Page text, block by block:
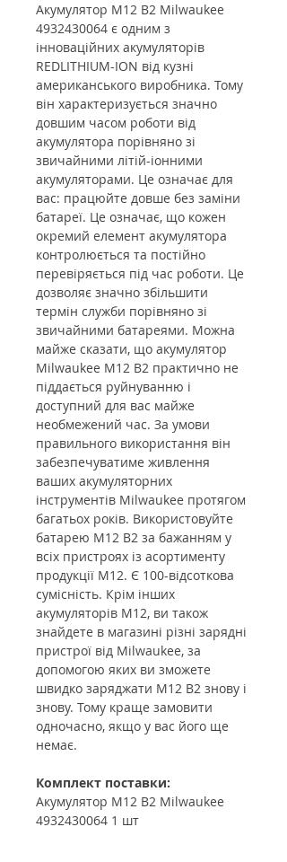
Акумулятор M12 B2 Milwaukee
4932430064 є одним з
інноваційних акумуляторів
REDLITHIUM-ION від кузні
американського виробника. Тому
він характеризується значно
довшим часом роботи від
акумулятора порівняно зі
звичайними літій-іонними
акумуляторами. Це означає для
вас: працюйте довше без заміни
батареї. Це означає, що кожен
окремий елемент акумулятора
контролюється та постійно
перевіряється під час роботи. Це
дозволяє значно збільшити
термін служби порівняно зі
звичайними батареями. Можна
майже сказати, що акумулятор
Milwaukee M12 B2 практично не
піддається руйнуванню і
доступний для вас майже
необмежений час. За умови
правильного використання він
забезпечуватиме живлення
ваших акумуляторних
інструментів Milwaukee протягом
багатьох років. Використовуйте
батарею M12 B2 за бажанням у
всіх пристроях із асортименту
продукції M12. Є 100-відсоткова
сумісність. Крім інших
акумуляторів M12, ви також
знайдете в магазині різні зарядні
пристрої від Milwaukee, за
допомогою яких ви зможете
швидко заряджати M12 B2 знову і
знову. Тому краще замовити
одночасно, якщо у вас його ще
немає.
Комплект поставки:
Акумулятор M12 B2 Milwaukee
4932430064 1 шт